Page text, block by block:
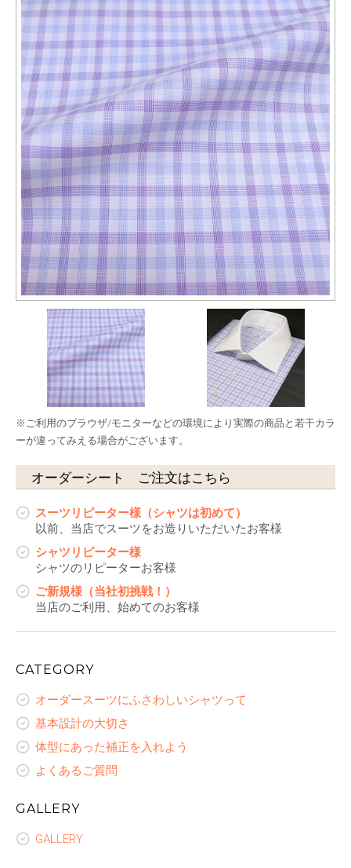
※ご利用のブラウザ/モニターなどの環境により実際の商品と若干カラ
ーが違ってみえる場合がございます。
オーダーシート ご注文はこちら
スーツリピーター様（シャツは初めて）
以前、当店でスーツをお造りいただいたお客様
シャツリピーター様
シャツのリピーターお客様
ご新規様（当社初挑戦！）
当店のご利用、始めてのお客様
CATEGORY
オーダースーツにふさわしいシャツって
基本設計の大切さ
体型にあった補正を入れよう
よくあるご質問
GALLERY
GALLERY